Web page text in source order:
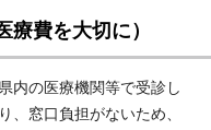
療費を大切に）
内の医療機関等で受診し
、窓口負担がないため、